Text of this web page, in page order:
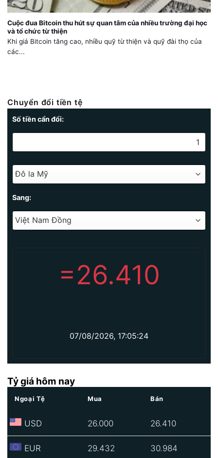
Cuộc đua Bitcoin thu hút sự quan tâm của nhiều trường đại học
và tổ chức từ thiện
Khi giá Bitcoin tăng cao, nhiều quỹ từ thiện và quỹ đài thọ của
các...
Chuyển đổi tiền tệ
Số tiền cẩn đổi:
Sang:
=26.410
07/08/2026, 17:05:24
Tỷ giá hôm nay
Ngoại Tệ Mua Bán
USD 26.000 26.410
EUR 29.432 30.984